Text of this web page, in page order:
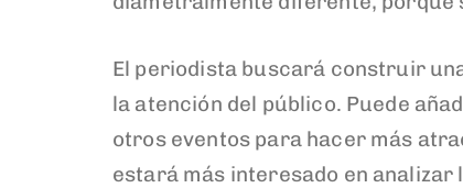
El periodista buscará construir
la atención del público. Puede
otros eventos para hacer más
estará más interesado en